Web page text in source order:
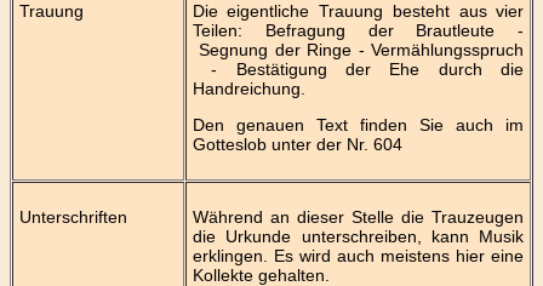
Trauung
Die eigentliche Trauung besteht aus vier
Teilen: Befragung der Brautleute -
Segnung der Ringe - Vermählungsspruch
- Bestätigung der Ehe durch die
Handreichung.
Den genauen Text finden Sie auch im
Gotteslob unter der Nr. 604
Unterschriften
Während an dieser Stelle die Trauzeugen
die Urkunde unterschreiben, kann Musik
erklingen. Es wird auch meistens hier eine
Kollekte gehalten.